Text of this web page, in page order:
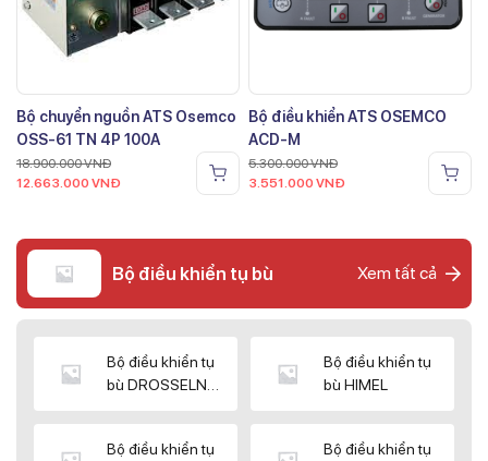
Bộ chuyển nguồn ATS Osemco
OSS-61 TN 4P 100A
18.900.000VNĐ
12.663.000 VNĐ
Bộ điều khiển ATS OSEMCO
ACD-M
5.300.000VNĐ
3.551.000 VNĐ
Bộ điều khiển tụ bù Xem tất cả
Bộ điều khiển tụ
bù DROSSELN
Bộ điều khiển tụ
bù HIMEL
Bộ điều khiển tụ
Bộ điều khiển tụ